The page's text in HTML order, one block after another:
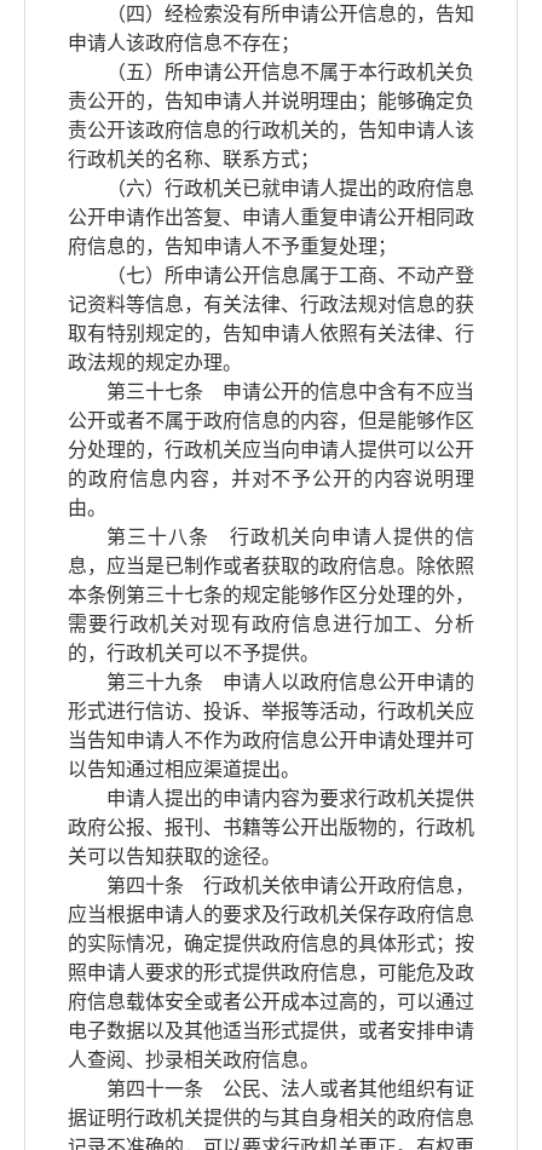
（四）经检索没有所申请公开信息的，告知
申请人该政府信息不存在；
（五）所申请公开信息不属于本行政机关负
责公开的，告知申请人并说明理由；能够确定负
责公开该政府信息的行政机关的，告知申请人该
行政机关的名称、联系方式；
（六）行政机关已就申请人提出的政府信息
公开申请作出答复、申请人重复申请公开相同政
府信息的，告知申请人不予重复处理；
（七）所申请公开信息属于工商、不动产登
记资料等信息，有关法律、行政法规对信息的获
取有特别规定的，告知申请人依照有关法律、行
政法规的规定办理。
第三十七条 申请公开的信息中含有不应当
公开或者不属于政府信息的内容，但是能够作区
分处理的，行政机关应当向申请人提供可以公开
的政府信息内容，并对不予公开的内容说明理
由。
第三十八条 行政机关向申请人提供的信
息，应当是已制作或者获取的政府信息。除依照
本条例第三十七条的规定能够作区分处理的外，
需要行政机关对现有政府信息进行加工、分析
的，行政机关可以不予提供。
第三十九条 申请人以政府信息公开申请的
形式进行信访、投诉、举报等活动，行政机关应
当告知申请人不作为政府信息公开申请处理并可
以告知通过相应渠道提出。
申请人提出的申请内容为要求行政机关提供
政府公报、报刊、书籍等公开出版物的，行政机
关可以告知获取的途径。
第四十条 行政机关依申请公开政府信息，
应当根据申请人的要求及行政机关保存政府信息
的实际情况，确定提供政府信息的具体形式；按
照申请人要求的形式提供政府信息，可能危及政
府信息载体安全或者公开成本过高的，可以通过
电子数据以及其他适当形式提供，或者安排申请
人查阅、抄录相关政府信息。
第四十一条 公民、法人或者其他组织有证
据证明行政机关提供的与其自身相关的政府信息